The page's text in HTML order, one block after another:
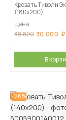
Кровать Тиволи
(180х200)
Цена
38 820 30 000
В
-26%